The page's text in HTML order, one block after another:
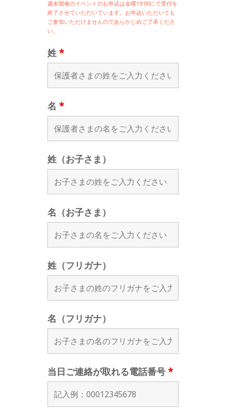
週末開催のイベントのお申込は金曜19:00にて受付を
終了させていただいています。お申込いただいても
ご参加いただけませんのであらかじめご了承くださ
い。
姓 *
名 *
姓（お子さま）
名（お子さま）
姓（フリガナ）
名（フリガナ）
当日ご連絡が取れる電話番号 *